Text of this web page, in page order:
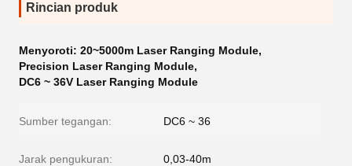
Rincian produk
Menyoroti: 20~5000m Laser Ranging Module,
Precision Laser Ranging Module,
DC6 ~ 36V Laser Ranging Module
Sumber tegangan: DC6 ~ 36
Jarak pengukuran: 0,03-40m